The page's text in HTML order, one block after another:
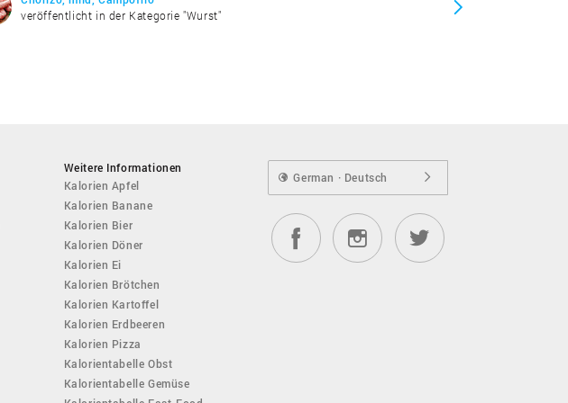
veröffentlicht in der Kategorie "Wurst"
Weitere Informationen
Kalorien Apfel
Kalorien Banane
Kalorien Bier
Kalorien Döner
Kalorien Ei
Kalorien Brötchen
Kalorien Kartoffel
Kalorien Erdbeeren
Kalorien Pizza
Kalorientabelle Obst
Kalorientabelle Gemüse
German · Deutsch